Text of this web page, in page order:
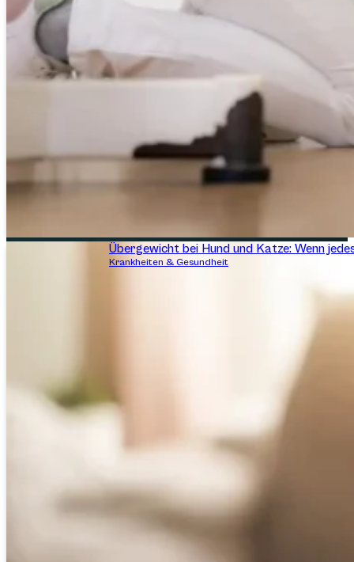
Übergewicht bei Hund und Katze: Wenn
Krankheiten & Gesundheit